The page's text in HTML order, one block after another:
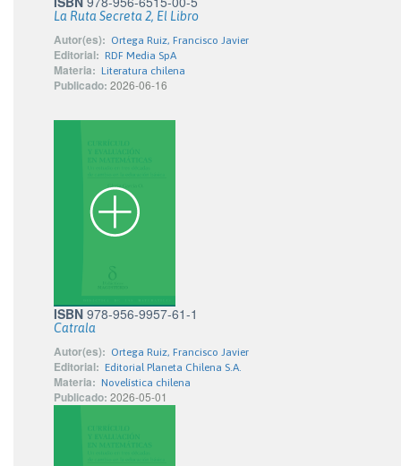
La Ruta Secreta 2, El Libro
Autor(es): Ortega Ruiz, Francisco Javier
Editorial: RDF Media SpA
Materia: Literatura chilena
Publicado: 2026-06-16
ISBN 978-956-9957-61-1
Catrala
Autor(es): Ortega Ruiz, Francisco Javier
Editorial: Editorial Planeta Chilena S.A.
Materia: Novelística chilena
Publicado: 2026-05-01